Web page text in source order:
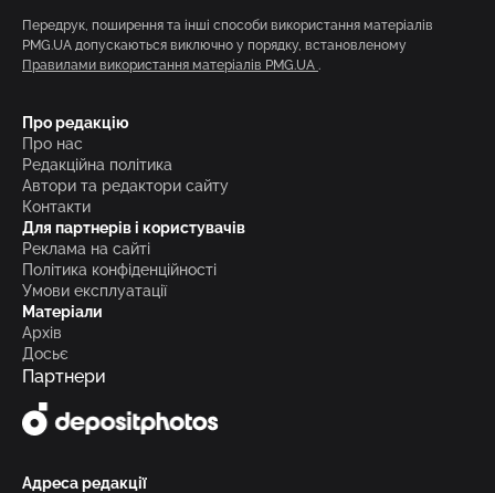
Передрук, поширення та інші способи використання матеріалів
PMG.UA допускаються виключно у порядку, встановленому
Правилами використання матеріалів PMG.UA .
Про редакцію
Про нас
Редакційна політика
Автори та редактори сайту
Контакти
Для партнерів і користувачів
Реклама на сайті
Політика конфіденційності
Умови експлуатації
Матеріали
Архів
Досьє
Партнери
Адреса редакції